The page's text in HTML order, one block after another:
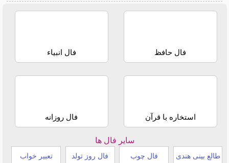
فال حافظ فال انبیاء
استخاره با قرآن فال روزانه
سایر فال ها
طالع بینی هندی فال چوب فال روز تولد تعبیر خواب